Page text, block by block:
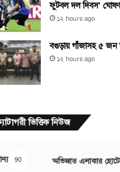
ফুটবল দল দিবস’
১২ hours ago
বগুড়ায় গাঁজাসহ ৫
১২ hours ago
ভিত্তিক নিউজ
90 অভিজাত এলাকার